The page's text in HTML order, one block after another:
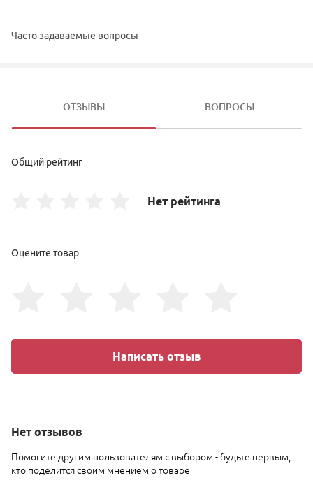
Часто задаваемые вопросы
ОТЗЫВЫ ВОПРОСЫ
Нет отзывов
Помогите другим пользователям с выбором - будьте первым,
кто поделится своим мнением о товаре
Общий рейтинг
Нет рейтинга
Оцените товар
Написать отзыв